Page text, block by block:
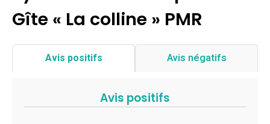
Gîte « La colline » PMR
Avis positifs Avis négatifs
Avis positifs